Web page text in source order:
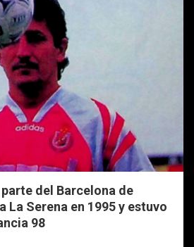
del Barcelona de
La Serena en 1995 y estuvo
98